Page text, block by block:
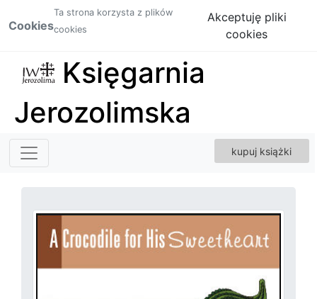
Cookies
Ta strona korzysta z plików
cookies
Akceptuję pliki
cookies
Księgarnia
Jerozolimska
kupuj książki